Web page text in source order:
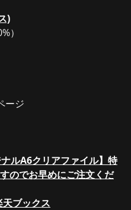
)
）
ージ
ルA6クリアファイル】特
のでお早めにご注文くだ
天ブックス